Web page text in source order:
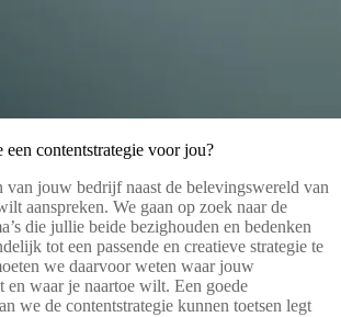
contentstrategie voor jou?
van jouw bedrijf naast de belevingswereld van
aanspreken. We gaan op zoek naar de
die jullie beide bezighouden en bedenken
tot een passende en creatieve strategie te
we daarvoor weten waar jouw
en waar je naartoe wilt. Een goede
we de contentstrategie kunnen toetsen legt